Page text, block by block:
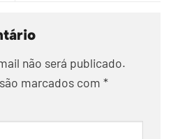
não será publicado.
marcados com *